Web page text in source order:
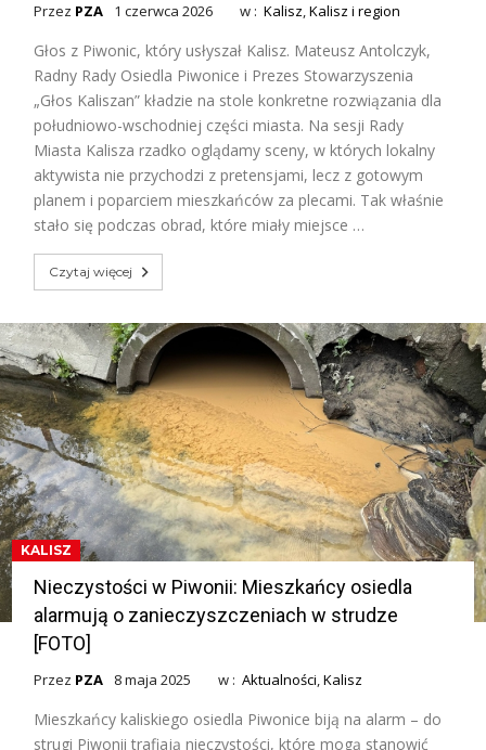
Przez PZA 1 czerwca 2026 w :Kalisz,Kalisz i region
Głos z Piwonic, który usłyszał Kalisz. Mateusz Antolczyk,
Radny Rady Osiedla Piwonice i Prezes Stowarzyszenia
„Głos Kaliszan” kładzie na stole konkretne rozwiązania dla
południowo-wschodniej części miasta. Na sesji Rady
Miasta Kalisza rzadko oglądamy sceny, w których lokalny
aktywista nie przychodzi z pretensjami, lecz z gotowym
planem i poparciem mieszkańców za plecami. Tak właśnie
stało się podczas obrad, które miały miejsce …
Czytaj więcej
KALISZ
Nieczystości w Piwonii: Mieszkańcy osiedla
alarmują o zanieczyszczeniach w strudze
[FOTO]
Przez PZA 8 maja 2025 w :Aktualności,Kalisz
Mieszkańcy kaliskiego osiedla Piwonice biją na alarm – do
strugi Piwonii trafiają nieczystości, które mogą stanowić